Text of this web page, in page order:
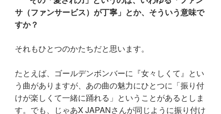
サ（ファンサービス）が丁寧」とか、そういう意味で
すか？
それもひとつのかたちだと思います。
たとえば、ゴールデンボンバーに『女々しくて』とい
う曲がありますが、あの曲の魅力にひとつに「振り付
けが楽しくて一緒に踊れる」ということがあるとしま
す。でも、じゃあX JAPANさんが同じように振り付け